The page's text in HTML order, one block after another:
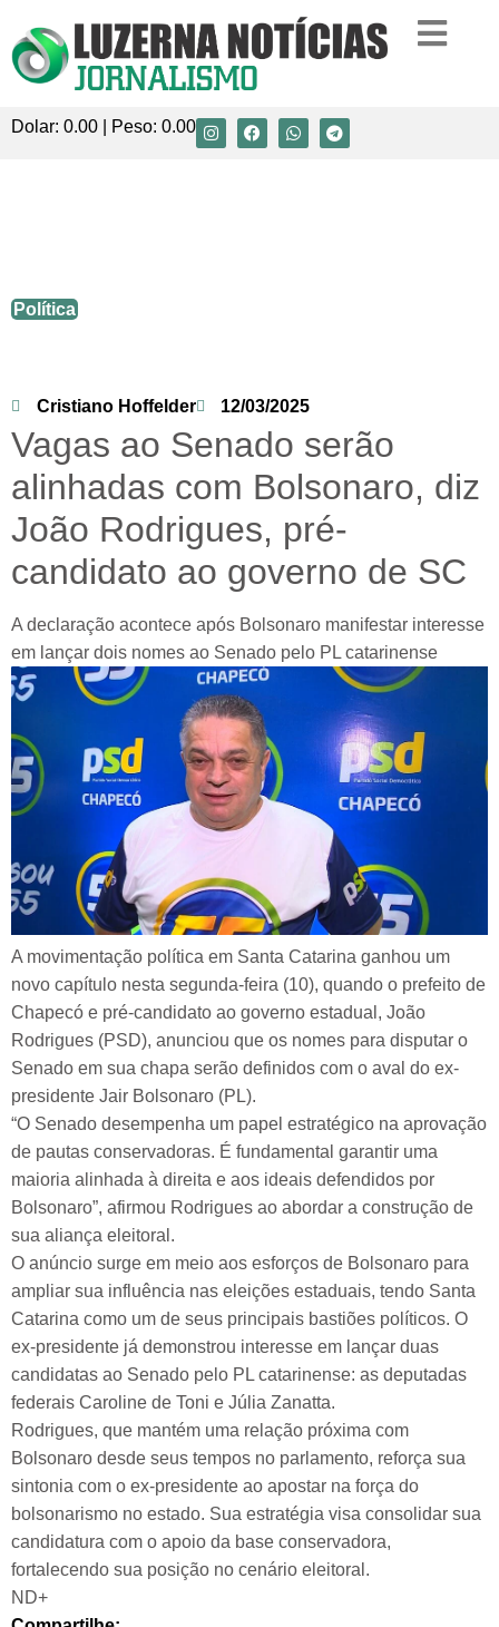
Dolar: 0.00 | Peso: 0.00
Política
Cristiano Hoffelder 12/03/2025
Vagas ao Senado serão
alinhadas com Bolsonaro, diz
João Rodrigues, pré-
candidato ao governo de SC
A declaração acontece após Bolsonaro manifestar interesse
em lançar dois nomes ao Senado pelo PL catarinense
A movimentação política em Santa Catarina ganhou um
novo capítulo nesta segunda-feira (10), quando o prefeito de
Chapecó e pré-candidato ao governo estadual, João
Rodrigues (PSD), anunciou que os nomes para disputar o
Senado em sua chapa serão definidos com o aval do ex-
presidente Jair Bolsonaro (PL).
“O Senado desempenha um papel estratégico na aprovação
de pautas conservadoras. É fundamental garantir uma
maioria alinhada à direita e aos ideais defendidos por
Bolsonaro”, afirmou Rodrigues ao abordar a construção de
sua aliança eleitoral.
O anúncio surge em meio aos esforços de Bolsonaro para
ampliar sua influência nas eleições estaduais, tendo Santa
Catarina como um de seus principais bastiões políticos. O
ex-presidente já demonstrou interesse em lançar duas
candidatas ao Senado pelo PL catarinense: as deputadas
federais Caroline de Toni e Júlia Zanatta.
Rodrigues, que mantém uma relação próxima com
Bolsonaro desde seus tempos no parlamento, reforça sua
sintonia com o ex-presidente ao apostar na força do
bolsonarismo no estado. Sua estratégia visa consolidar sua
candidatura com o apoio da base conservadora,
fortalecendo sua posição no cenário eleitoral.
ND+